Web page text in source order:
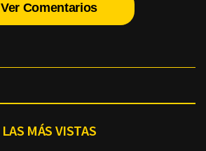
Ver Comentarios
LAS MÁS VISTAS